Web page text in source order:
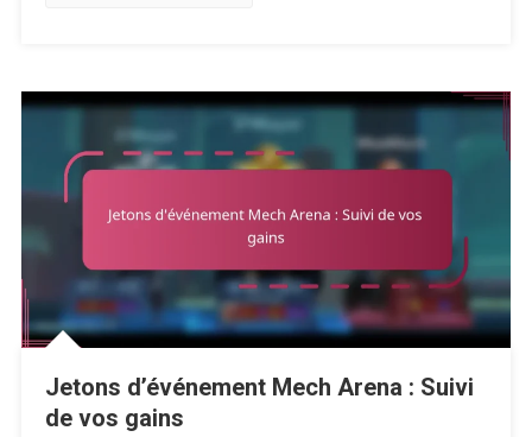
Jetons d’événement Mech Arena : Suivi
de vos gains